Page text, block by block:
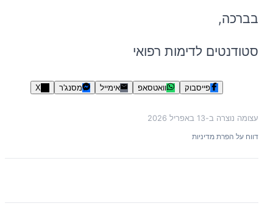
בברכה,
סטודנטים לדימות רפואי
פייסבוק וואטסאפ אימייל מסנג'ר X
עצומה נוצרה ב-13 באפריל 2026
דווח על הפרת מדיניות